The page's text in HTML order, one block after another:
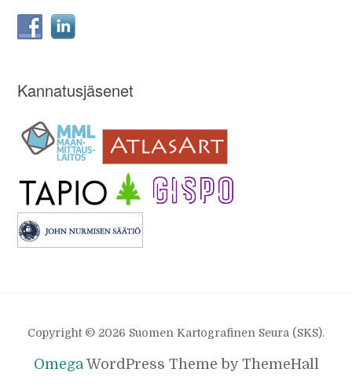
Kannatusjäsenet
Copyright © 2026 Suomen Kartografinen Seura (SKS).
OmegaWordPress Theme by ThemeHall